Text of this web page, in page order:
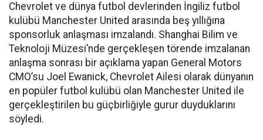
Chevrolet ve dünya futbol devlerinden İngiliz futbol
kulübü Manchester United arasında beş yıllığına
sponsorluk anlaşması imzalandı. Shanghai Bilim ve
Teknoloji Müzesi’nde gerçekleşen törende imzalanan
anlaşma sonrası bir açıklama yapan General Motors
CMO’su Joel Ewanick, Chevrolet Ailesi olarak dünyanın
en popüler futbol kulübü olan Manchester United ile
gerçekleştirilen bu güçbirliğiyle gurur duyduklarını
söyledi.